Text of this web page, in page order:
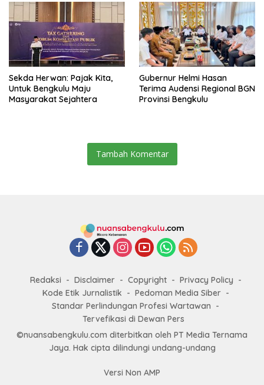
Sekda Herwan: Pajak Kita,
Untuk Bengkulu Maju
Masyarakat Sejahtera
Gubernur Helmi Hasan
Terima Audensi Regional BGN
Provinsi Bengkulu
Tambah Komentar
Redaksi Disclaimer Copyright
Privacy Policy
Kode Etik Jurnalistik
Pedoman Media Siber
Standar Perlindungan Profesi Wartawan
Tervefikasi di Dewan Pers
©nuansabengkulu.com diterbitkan oleh PT Media Ternama
Jaya. Hak cipta dilindungi undang-undang
Versi Non AMP